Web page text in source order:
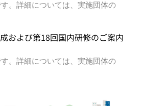
。詳細については、実施団体の
および第18回国内研修のご案内
。詳細については、実施団体の